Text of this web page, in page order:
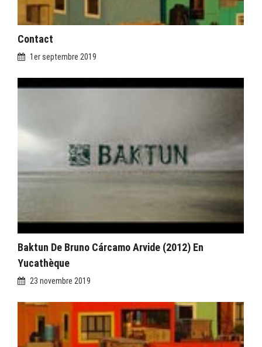
Contact
1er septembre 2019
Baktun De Bruno Cárcamo Arvide (2012) En
Yucathèque
23 novembre 2019